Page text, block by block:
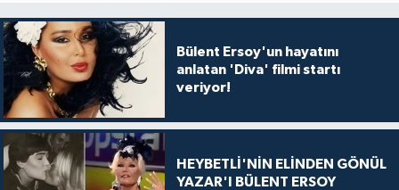
Bülent Ersoy'un hayatını
anlatan 'Diva' filmi startı
veriyor!
HEYBETLİ'NİN ELİNDEN GÖNÜL
YAZAR'I BÜLENT ERSOY